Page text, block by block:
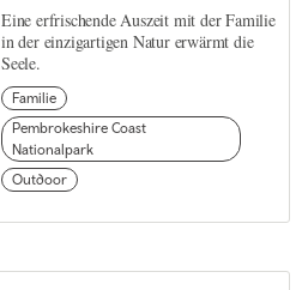
Eine erfrischende Auszeit mit der Familie
in der einzigartigen Natur erwärmt die
Seele.
Familie
Pembrokeshire Coast
Nationalpark
Outdoor